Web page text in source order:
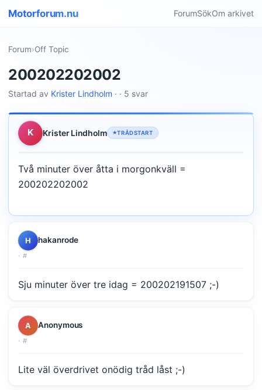
Motorforum.nu ForumSökOm arkivet
Forum›Off Topic
200202202002
Startad av Krister Lindholm · · 5 svar
K Krister Lindholm TRÅDSTART
Två minuter över åtta i morgonkväll =
200202202002
H hakanrode
· #
Sju minuter över tre idag = 200202191507 ;-)
A Anonymous
· #
Lite väl överdrivet onödig tråd låst ;-)